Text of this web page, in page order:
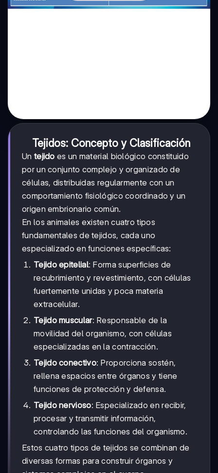
Tejidos: Concepto y Clasificación
Un tejido es un material biológico constituido
por un conjunto complejo y organizado de
células, distribuidas regularmente con un
comportamiento fisiológico coordinado y un
origen embrionario común.
En los animales existen cuatro tipos
fundamentales de tejidos, cada uno
especializado en funciones específicas:
Tejido epitelial: Forma superficies de
recubrimiento y revestimiento, con células
fuertemente unidas y poca materia
extracelular.
Tejido muscular: Responsable de la
movilidad del organismo, con células
especializadas en la contracción.
Tejido conectivo: Proporciona sostén,
rellena espacios entre órganos y tiene
funciones de protección y defensa.
Tejido nervioso: Especializado en recibir,
procesar y transmitir información,
controlando las funciones del organismo.
Estos cuatro tipos de tejidos se combinan de
diversas formas para construir órganos y